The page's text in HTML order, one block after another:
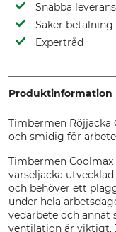
Snabba
Säker betalning
Expertråd
Produktinformation
Timbermen Röjjacka
och smidig för
Timbermen
varseljacka
och behöver ett
under hela
vedarbete och annat
ventilation är viktigt.